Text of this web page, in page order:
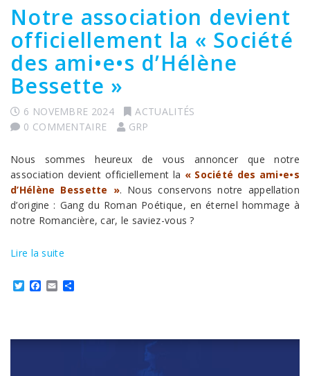
Notre association devient
officiellement la « Société
des ami•e•s d’Hélène
Bessette »
6 NOVEMBRE 2024
ACTUALITÉS
0 COMMENTAIRE
GRP
Nous sommes heureux de vous annoncer que notre
association devient officiellement la « Société des ami•e•s
d’Hélène Bessette ». Nous conservons notre appellation
d’origine : Gang du Roman Poétique, en éternel hommage à
notre Romancière, car, le saviez-vous ?
Lire la suite
TwitterFacebook
Email